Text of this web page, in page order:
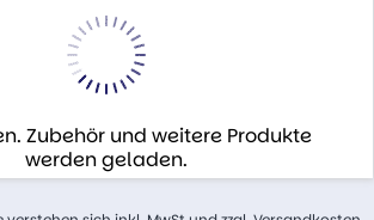
Zubehör und weitere Produkte
werden geladen.